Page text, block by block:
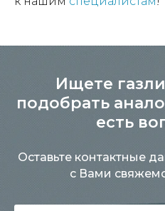
Ищете
подобрать
есть
Оставьте контактные
с Вами